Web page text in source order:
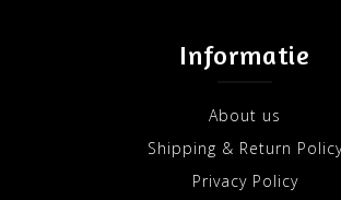
Informatie
About us
Shipping & Return
Privacy Policy